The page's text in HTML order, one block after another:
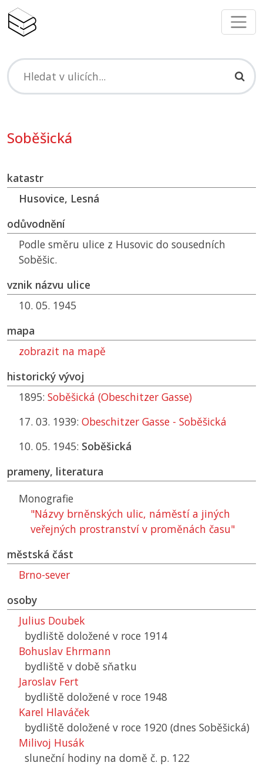
Soběšická
katastr
Husovice, Lesná
odůvodnění
Podle směru ulice z Husovic do sousedních
Soběšic.
vznik názvu ulice
10. 05. 1945
mapa
zobrazit na mapě
historický vývoj
1895: Soběšická (Obeschitzer Gasse)
17. 03. 1939: Obeschitzer Gasse - Soběšická
10. 05. 1945: Soběšická
prameny, literatura
Monografie
"Názvy brněnských ulic, náměstí a jiných
veřejných prostranství v proměnách času"
městská část
Brno-sever
osoby
Julius Doubek
bydliště doložené v roce 1914
Bohuslav Ehrmann
bydliště v době sňatku
Jaroslav Fert
bydliště doložené v roce 1948
Karel Hlaváček
bydliště doložené v roce 1920 (dnes Soběšická)
Milivoj Husák
sluneční hodiny na domě č. p. 122